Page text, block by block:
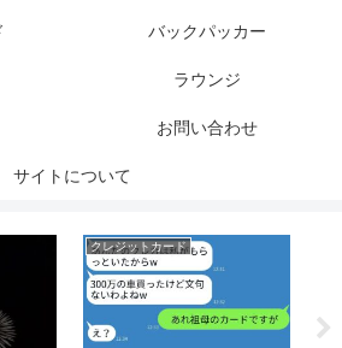
バックパッカー
ラウンジ
お問い合わせ
サイトについて
クレジットカード